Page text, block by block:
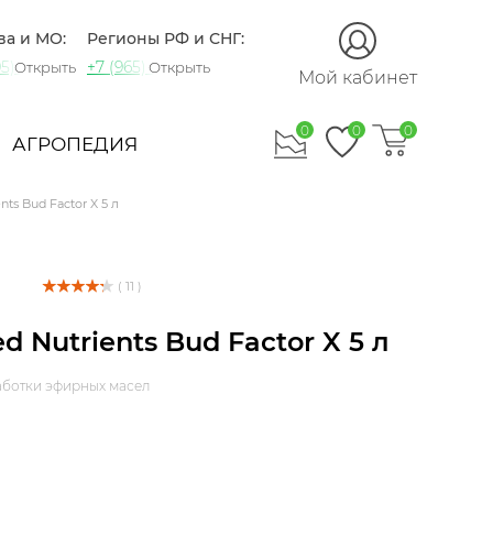
и МО:
721-60-15
Открыть
Регионы РФ и СНГ:
+7 (965) 420-10-10
Открыть Мой кабинет
АГРОПЕДИЯ
0 0 0
Bud Factor X 5 л
( 11 )
Nutrients Bud Factor X 5 л
эфирных масел